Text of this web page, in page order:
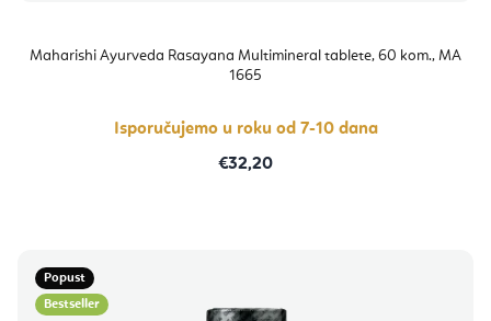
Maharishi Ayurveda Rasayana Multimineral tablete, 60 kom., MA
1665
Isporučujemo u roku od 7-10 dana
€32,20
Popust
Bestseller